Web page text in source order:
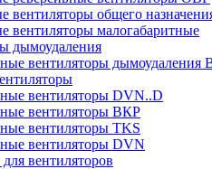
вентиляторы общего
вентиляторы малогабаритные
дымоудаления
вентиляторы
вентиляторы DVN..D
вентиляторы ВКР
вентиляторы TKS
вентиляторы DVN
вентиляторов